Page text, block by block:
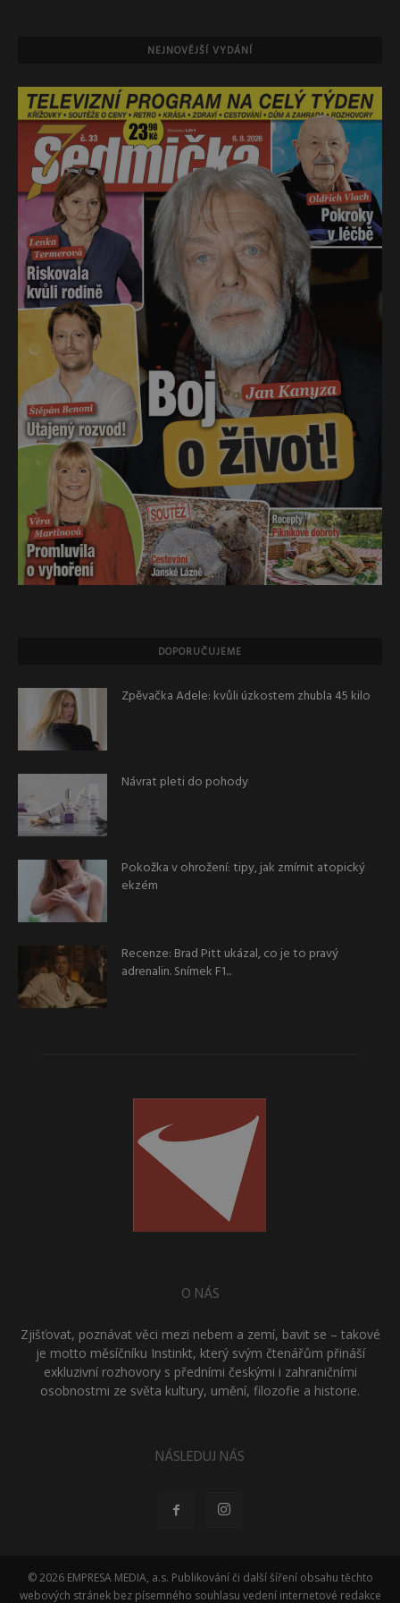
NEJNOVĚJŠÍ VYDÁNÍ
DOPORUČUJEME
Zpěvačka Adele: kvůli úzkostem zhubla 45 kilo
Návrat pleti do pohody
Pokožka v ohrožení: tipy, jak zmírnit atopický
ekzém
Recenze: Brad Pitt ukázal, co je to pravý
adrenalin. Snímek F1...
O NÁS
Zjišťovat, poznávat věci mezi nebem a zemí, bavit se – takové
je motto měsíčníku Instinkt, který svým čtenářům přináší
exkluzivní rozhovory s předními českými i zahraničními
osobnostmi ze světa kultury, umění, filozofie a historie.
NÁSLEDUJ NÁS
© 2026 EMPRESA MEDIA, a.s. Publikování či další šíření obsahu těchto
webových stránek bez písemného souhlasu vedení internetové redakce